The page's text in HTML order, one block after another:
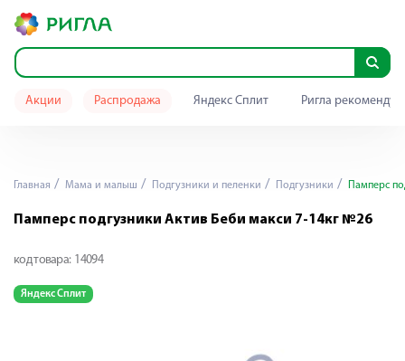
Акции Распродажа Яндекс Сплит Ригла
Главная Мама и малыш Подгузники и пеленки Подгузники Памперс
Памперс подгузники Актив Беби макси 7-14кг №26
код товара: 14094
Яндекс Сплит